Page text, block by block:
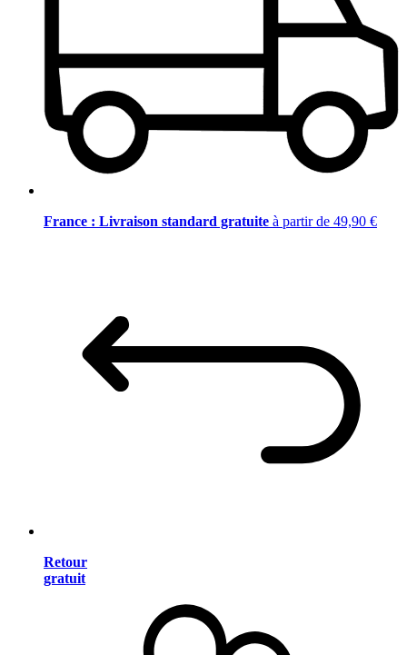
France : Livraison standard gratuite à partir de 49,90 €
Retour
gratuit